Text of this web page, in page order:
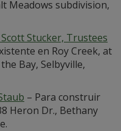
Meadows subdivision,
Stucker, Trustees
en Roy Creek, at
Bay, Selbyville,
– Para construir
Heron Dr., Bethany